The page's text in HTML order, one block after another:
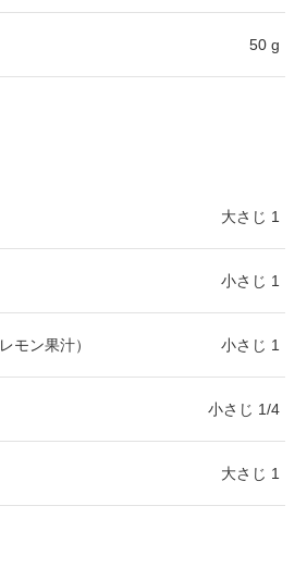
50 g
大さじ 1
小さじ 1
モン果汁） 小さじ 1
小さじ 1/4
大さじ 1